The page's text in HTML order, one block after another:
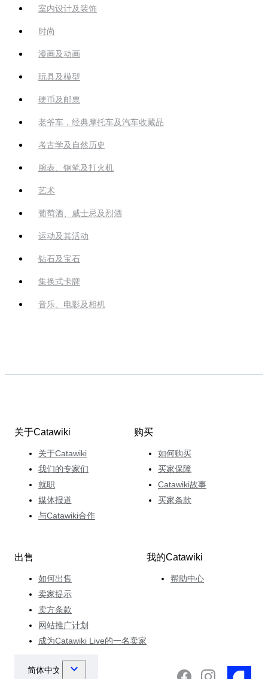
室内设计及装饰
时尚
漫画及动画
玩具及模型
硬币及邮票
老爷车，经典摩托车及汽车收藏品
考古学及自然历史
腕表、钢笔及打火机
艺术
葡萄酒、威士忌及烈酒
运动及其活动
钻石及宝石
集换式卡牌
音乐、电影及相机
关于Catawiki
关于Catawiki
我们的专家们
就职
媒体报道
与Catawiki合作
购买
如何购买
买家保障
Catawiki故事
买家条款
出售
如何出售
卖家提示
卖方条款
网站推广计划
成为Catawiki Live的一名卖家
我的Catawiki
帮助中心